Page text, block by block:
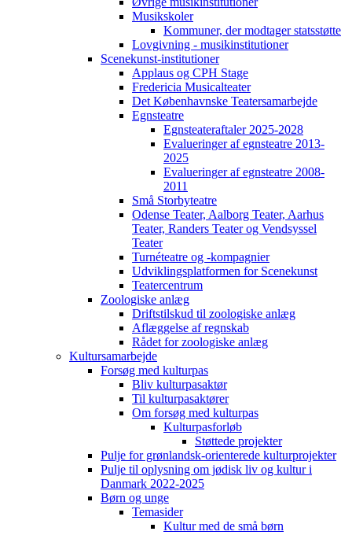
Musikskoler
Kommuner, der modtager statsstøtte
Lovgivning - musikinstitutioner
Scenekunst-institutioner
Applaus og CPH Stage
Fredericia Musicalteater
Det Københavnske Teatersamarbejde
Egnsteatre
Egnsteateraftaler 2025-2028
Evalueringer af egnsteatre 2013-
2025
Evalueringer af egnsteatre 2008-
2011
Små Storbyteatre
Odense Teater, Aalborg Teater, Aarhus
Teater, Randers Teater og Vendsyssel
Teater
Turnéteatre og -kompagnier
Udviklingsplatformen for Scenekunst
Teatercentrum
Zoologiske anlæg
Driftstilskud til zoologiske anlæg
Aflæggelse af regnskab
Rådet for zoologiske anlæg
Kultursamarbejde
Forsøg med kulturpas
Bliv kulturpasaktør
Til kulturpasaktører
Om forsøg med kulturpas
Kulturpasforløb
Støttede projekter
Pulje for grønlandsk-orienterede kulturprojekter
Pulje til oplysning om jødisk liv og kultur i
Danmark 2022-2025
Børn og unge
Temasider
Kultur med de små børn